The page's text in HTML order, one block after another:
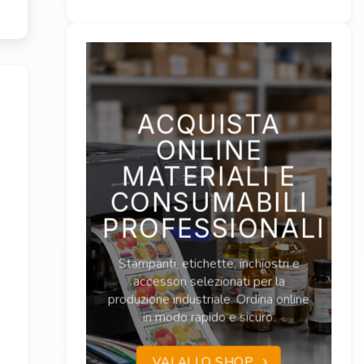
ACQUISTA
ONLINE
MATERIALI E
CONSUMABILI
PROFESSIONALI
Stampanti, etichette, inchiostri e
accessori selezionati per la
produzione industriale. Ordina online
in modo rapido e sicuro.